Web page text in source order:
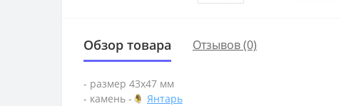
Обзор товара Отзывов (0)
- размер 43х47 мм
- камень -
Янтарь